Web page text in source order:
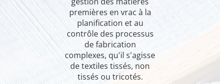
premières en vrac à la
planification et au
contrôle des processus
de fabrication
complexes, qu'il s'agisse
de textiles tissés, non
tissés ou tricotés.